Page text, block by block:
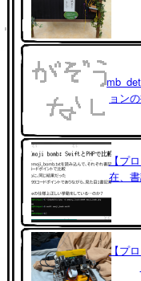
ョン
【プ
在、
【プ